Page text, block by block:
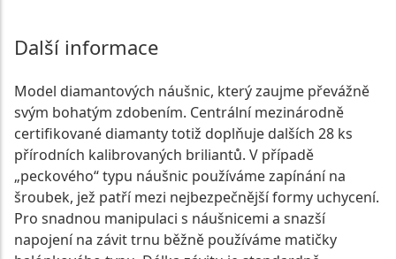
Další informace
Model diamantových náušnic, který zaujme převážně
svým bohatým zdobením. Centrální mezinárodně
certifikované diamanty totiž doplňuje dalších 28 ks
přírodních kalibrovaných briliantů. V případě
„peckového“ typu náušnic používáme zapínání na
šroubek, jež patří mezi nejbezpečnější formy uchycení.
Pro snadnou manipulaci s náušnicemi a snazší
napojení na závit trnu běžně používáme matičky